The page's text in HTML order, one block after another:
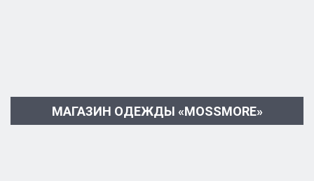
МАГАЗИН ОДЕЖДЫ «MOSSMORE»